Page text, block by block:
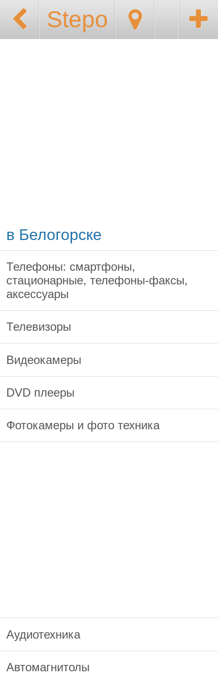
Stepo
в Белогорске
Телефоны: смартфоны,
стационарные, телефоны-факсы,
аксессуары
Телевизоры
Видеокамеры
DVD плееры
Фотокамеры и фото техника
Аудиотехника
Автомагнитолы